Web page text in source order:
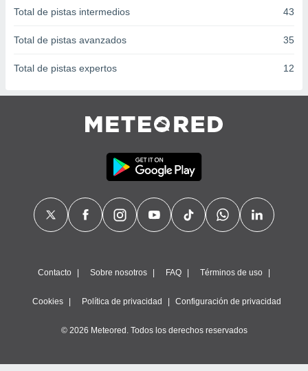
Total de pistas intermedios 43
Total de pistas avanzados 35
Total de pistas expertos 12
Contacto Sobre nosotros FAQ Términos de uso
Cookies Política de privacidad Configuración de privacidad
© 2026 Meteored. Todos los derechos reservados